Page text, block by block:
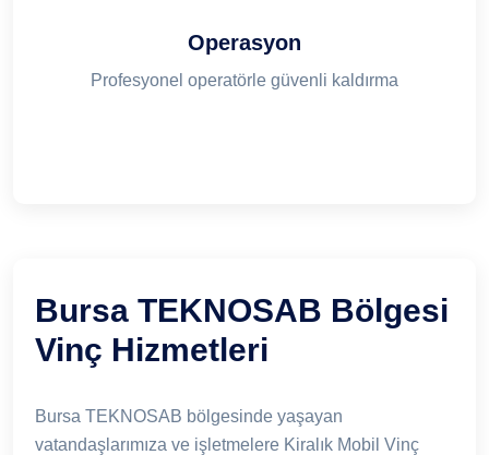
Operasyon
Profesyonel operatörle güvenli kaldırma
Bursa TEKNOSAB Bölgesi
Vinç Hizmetleri
Bursa TEKNOSAB bölgesinde yaşayan
vatandaşlarımıza ve işletmelere Kiralık Mobil Vinç